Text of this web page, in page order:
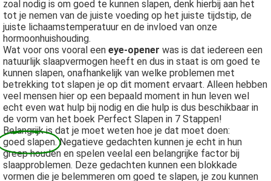
zoal nodig is om goed te kunnen slapen, denk hierbij aan het
tot je nemen van de juiste voeding op het juiste tijdstip, de
juiste lichaamstemperatuur en de invloed van onze
hormoonhuishouding.
Wat voor ons vooral een eye-opener was is dat iedereen een
natuurlijk slaapvermogen heeft en dus in staat is om goed te
kunnen slapen, onafhankelijk van welke problemen met
betrekking tot slapen je op dit moment ervaart. Alleen hebben
veel mensen hier op een bepaald moment in hun leven wel
echt even wat hulp bij nodig en die hulp is dus beschikbaar in
de vorm van het boek Perfect Slapen in 7 Stappen!
Belangrijk is dat je moet weten hoe je dat moet doen:
goed slapen. Negatieve gedachten kunnen je echt in hun
greep houden en spelen veelal een belangrijke factor bij
slaapproblemen. Deze gedachten kunnen een blokkade
vormen die je belemmeren om goed te slapen, je zou kunnen